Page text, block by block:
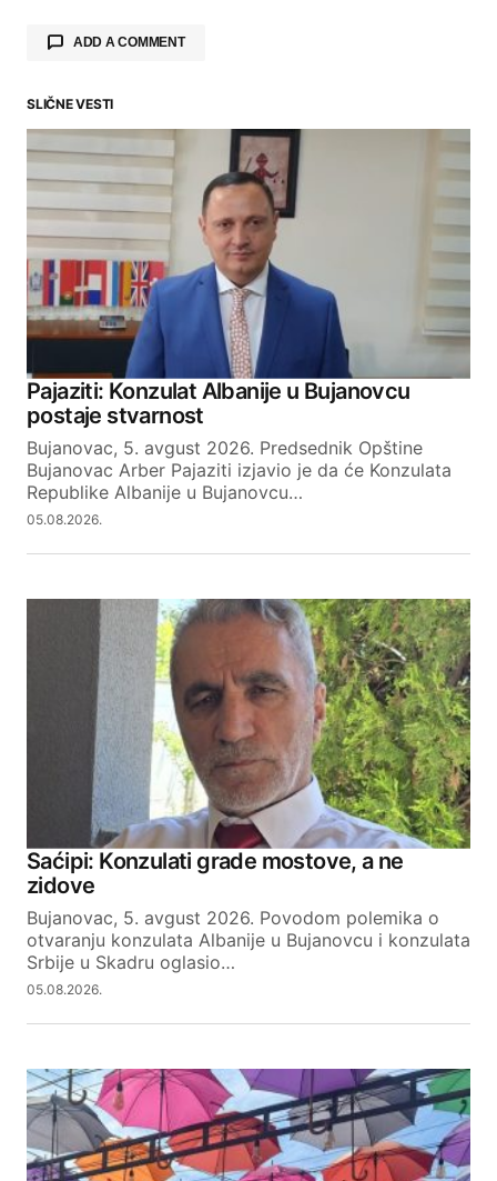
ADD A COMMENT
Your email address will not be published.
Required fields are marked
Your Name
Your E-mail
SLIČNE VESTI
Pajaziti: Konzulat Albanije u Bujanovcu
postaje stvarnost
Bujanovac, 5. avgust 2026. Predsednik Opštine
Bujanovac Arber Pajaziti izjavio je da će Konzulata
Republike Albanije u Bujanovcu…
05.08.2026.
Saćipi: Konzulati grade mostove, a ne
zidove
Bujanovac, 5. avgust 2026. Povodom polemika o
otvaranju konzulata Albanije u Bujanovcu i konzulata
Srbije u Skadru oglasio…
05.08.2026.